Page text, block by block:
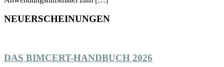
NEUERSCHEINUNGEN
DAS BIMCERT-HANDBUCH 2026